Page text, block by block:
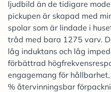
ljudbild än de tidigare
pickupen är skapad med
spolar som är lindade i
tråd med bara 1275 varv.
låg induktans och låg
förbättrad
engagemang för
% återvinningsbar